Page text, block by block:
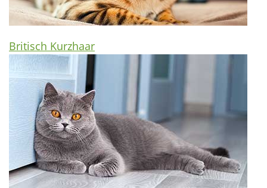
Britisch Kurzhaar